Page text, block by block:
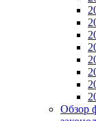
Обзор